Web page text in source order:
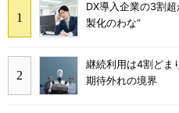
DX導入企業の3割
製化のわな”
継続利用は4割ど
期待外れの境界